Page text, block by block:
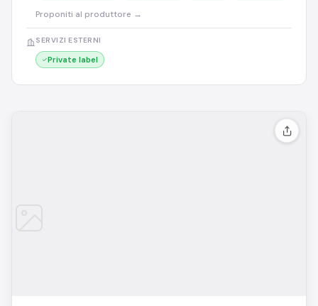
Proponiti al produttore →
SERVIZI ESTERNI
Private label